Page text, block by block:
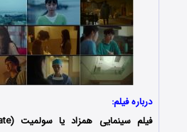
درباره فیلم: